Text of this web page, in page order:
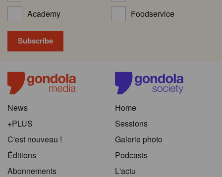
Academy
Foodservice
News
+PLUS
C'est nouveau !
Éditions
Abonnements
Home
Sessions
Galerie photo
Podcasts
L'actu